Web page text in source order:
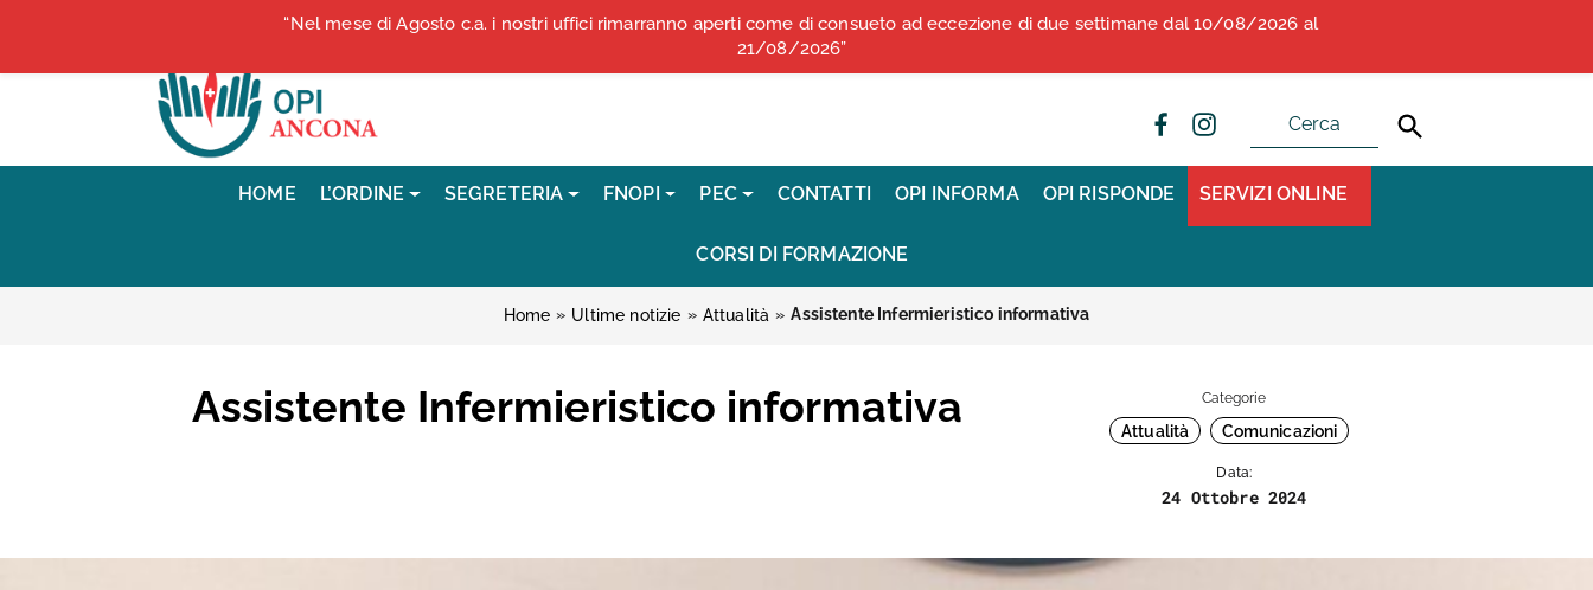
COMUNICATI STAMPA ALBO OPI ANCONA CONVENZIONI
HOME L’ORDINE SEGRETERIA FNOPI PEC CONTATTI OPI INFORMA OPI RISPONDE SERVIZI ONLINE
CORSI DI FORMAZIONE
Home » Ultime notizie » Attualità » Assistente Infermieristico informativa
Assistente Infermieristico informativa Categorie
Attualità Comunicazioni
Data:
24 Ottobre 2024
“Nel mese di Agosto c.a. i nostri uffici rimarranno aperti come di consueto ad eccezione di due settimane dal 10/08/2026 al
21/08/2026”